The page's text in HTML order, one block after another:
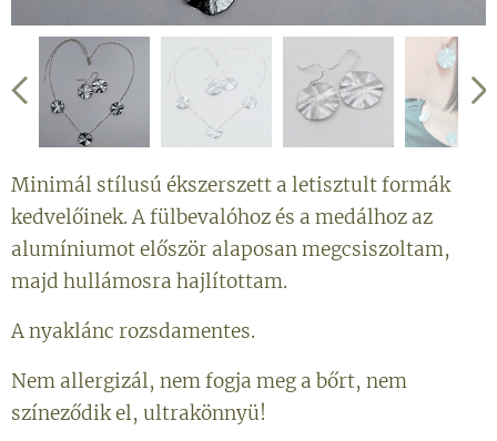
Minimál stílusú ékszerszett a letisztult formák
kedvelőinek. A fülbevalóhoz és a medálhoz az
alumíniumot először alaposan megcsiszoltam,
majd hullámosra hajlítottam.
A nyaklánc rozsdamentes.
Nem allergizál, nem fogja meg a bőrt, nem
színeződik el, ultrakönnyü!